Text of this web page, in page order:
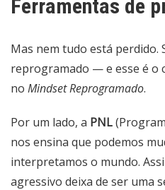
Ferramentas de
Mas nem tudo está perdido.
reprogramado — e esse é o
no Mindset Reprogramado.
Por um lado, a PNL
nos ensina que podemos
interpretamos o mundo.
agressivo deixa de ser uma